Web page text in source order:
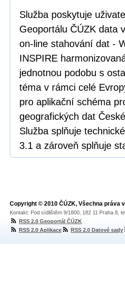
Služba poskytuje
Geoportálu ČÚZK data
on-line stahování dat -
INSPIRE
jednotnou podobu s
téma v rámci celé
pro aplikační schéma
geografických dat
Služba splňuje
3.1 a zároveň splňuje
Copyright © 2010 ČÚZK, Všechna práva
Kontakt: Pod sídlištěm 9/1800, 182 11 Praha 8,
RSS 2.0 Geoportál ČÚZK
RSS 2.0 Aplikace
RSS 2.0 Datové sady